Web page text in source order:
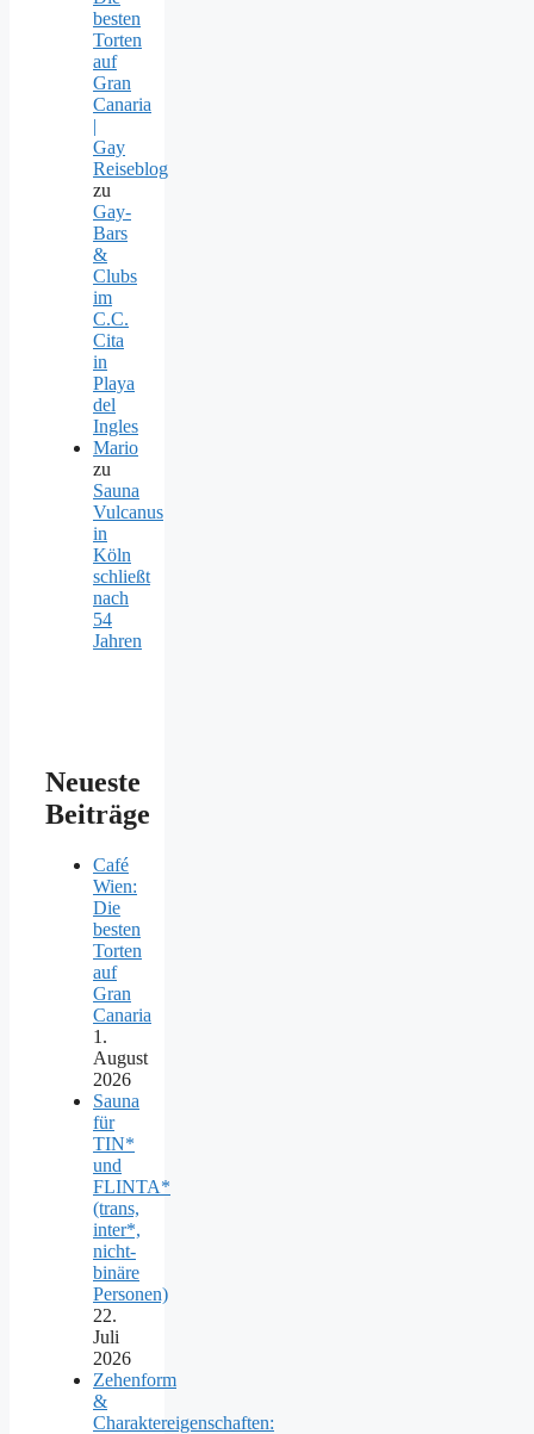
besten
Torten
auf
Gran
Canaria
|
Gay
Reiseblog
zu
Gay-
Bars
&
Clubs
im
C.C.
Cita
in
Playa
del
Ingles
Mario
zu
Sauna
Vulcanus
in
Köln
schließt
nach
54
Jahren
Neueste
Beiträge
Café
Wien:
Die
besten
Torten
auf
Gran
Canaria
1.
August
2026
Sauna
für
TIN*
und
FLINTA*
(trans,
inter*,
nicht-
binäre
Personen)
22.
Juli
2026
Zehenform
&
Charaktereigenschaften: